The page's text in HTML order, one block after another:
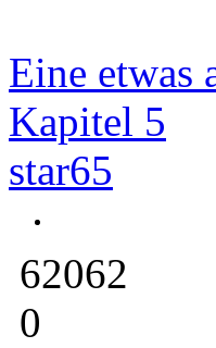
Eine etwas
Kapitel 5
star65
62062
0